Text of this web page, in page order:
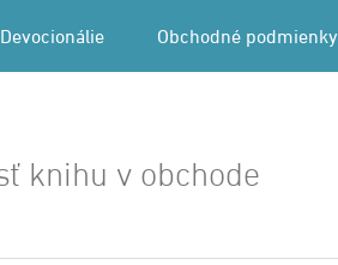
Devocionálie Obchodné podmienky